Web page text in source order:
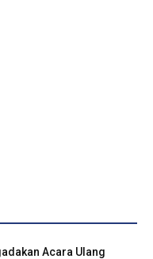
Acara Ulang